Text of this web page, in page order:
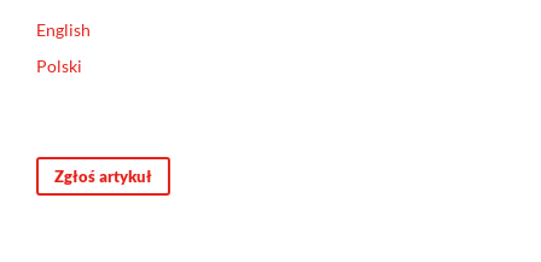
English
Polski
Zgłoś artykuł